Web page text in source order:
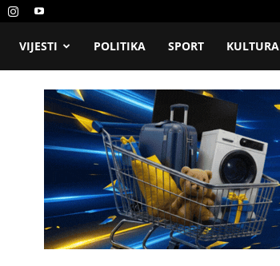
Bugojno
VIJESTI POLITIKA SPORT KULTURA